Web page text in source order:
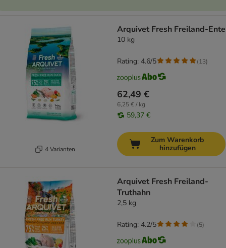
4 Varianten
Arquivet Fresh Freiland-Ente
10 kg
62,49 €
6,25 € / kg
59,37 €
Rating: 4.6/5 (13)
Zum Warenkorb
hinzufügen
Arquivet Fresh Freiland-
Truthahn
2,5 kg
Rating: 4.2/5 (5)